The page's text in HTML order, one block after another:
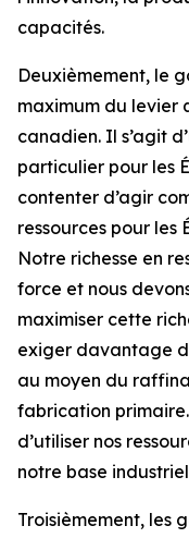
capacités.
Deuxièmement, le
maximum du levier
canadien. Il s’agit
particulier pour les
contenter d’agir
ressources pour les
Notre richesse en
force et nous
maximiser cette
exiger davantage
au moyen du
fabrication primaire.
d’utiliser nos
notre base
Troisièmement, les